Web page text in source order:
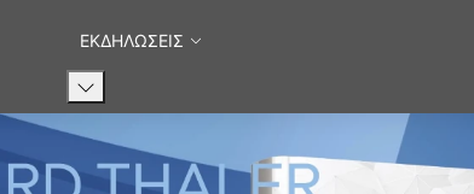
ΕΚΔΗΛΩΣΕΙΣ